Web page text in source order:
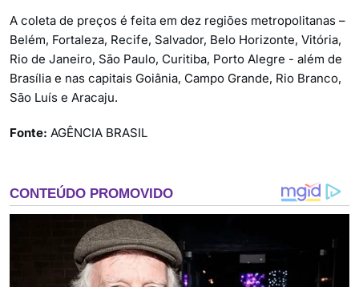
A coleta de preços é feita em dez regiões metropolitanas –
Belém, Fortaleza, Recife, Salvador, Belo Horizonte, Vitória,
Rio de Janeiro, São Paulo, Curitiba, Porto Alegre - além de
Brasília e nas capitais Goiânia, Campo Grande, Rio Branco,
São Luís e Aracaju.
Fonte: AGÊNCIA BRASIL